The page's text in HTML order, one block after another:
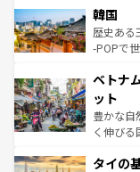
はコンテ
いる。ア
ビング、
い。オー
参照して
ン）、静
と山間の
驚きをも
容にもい
照してほ
韓国
歴史ある
-POPで
き、地方
できる。
まで、
らでは
ベトナ
ット
豊かな自
く伸びる
急速な発
タイの